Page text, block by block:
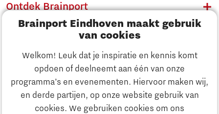
Brainport Eindhoven maakt gebruik
van cookies
Welkom! Leuk dat je inspiratie en kennis komt
opdoen of deelneemt aan één van onze
programma’s en evenementen. Hiervoor maken wij,
en derde partijen, op onze website gebruik van
cookies. We gebruiken cookies om ons
Ontdek Brainport
Ontdek Brainport
Innovatie
Ondernemen
Onderwijs
Maatschappelijk